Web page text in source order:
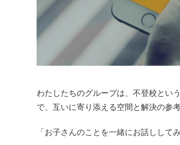
わたしたちのグループは、不登校とい
で、互いに寄り添える空間と解決の参
「お子さんのことを一緒にお話しして